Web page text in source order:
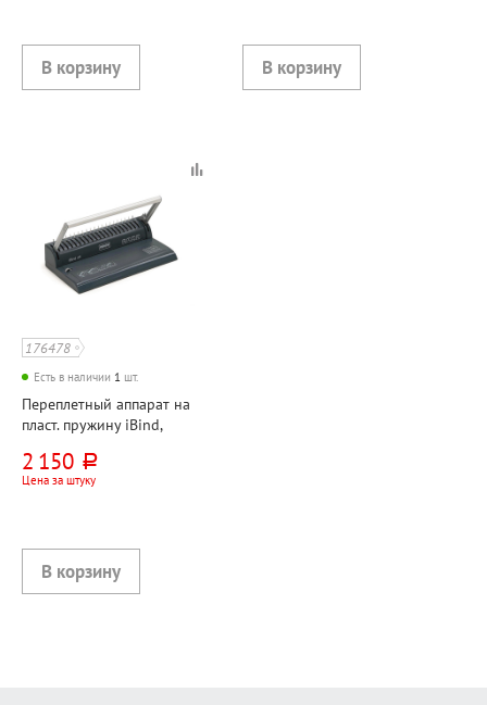
176478
Есть в наличии 1 шт.
Переплетный аппарат на
пласт. пружину iBind,
переплет 145 листов
2 150 руб.
Цена за штуку